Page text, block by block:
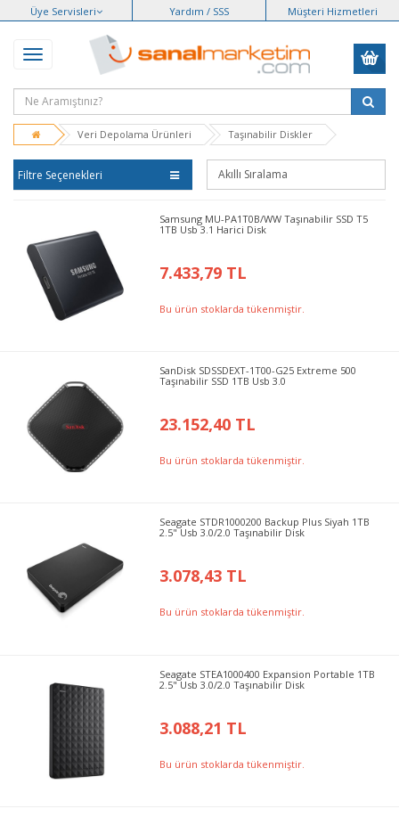
Üye Servisleri Yardım / SSS Müşteri Hizmetleri
Veri Depolama Ürünleri Taşınabilir Diskler
Filtre Seçenekleri
Samsung MU-PA1T0B/WW Taşınabilir SSD T5
1TB Usb 3.1 Harici Disk
7.433,79 TL
Bu ürün stoklarda tükenmiştir.
SanDisk SDSSDEXT-1T00-G25 Extreme 500
Taşınabilir SSD 1TB Usb 3.0
23.152,40 TL
Bu ürün stoklarda tükenmiştir.
Seagate STDR1000200 Backup Plus Siyah 1TB
2.5" Usb 3.0/2.0 Taşınabilir Disk
3.078,43 TL
Bu ürün stoklarda tükenmiştir.
Seagate STEA1000400 Expansion Portable 1TB
2.5" Usb 3.0/2.0 Taşınabilir Disk
3.088,21 TL
Bu ürün stoklarda tükenmiştir.